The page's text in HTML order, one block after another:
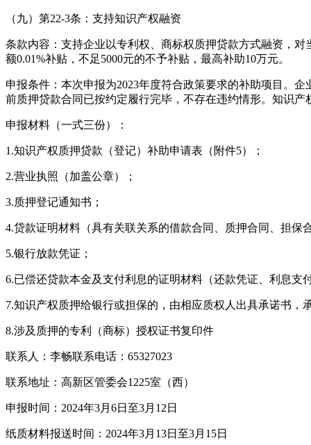
（九）第22-3条：支持知识产权融资
条款内容：支持企业以专利权、商标权质押贷款方式融资，
额0.01%补贴，不足5000元的不予补贴，最高补助10万元。
申报条件：本次申报为2023年度符合政策要求的补助项目。
前质押贷款合同已按约定履行完毕，不存在违约情形。知识
申报材料（一式三份）：
1.知识产权质押贷款（登记）补助申请表（附件5）；
2.营业执照（加盖公章）；
3.质押登记通知书；
4.贷款证明材料（具有关联关系的借款合同、质押合同、担保
5.银行放款凭证；
6.已偿还贷款本金及支付利息的证明材料（还款凭证、利息支
7.知识产权质押给银行或担保的，由相应质权人出具承诺书
8.涉及质押的专利（商标）授权证书复印件
联系人：李畅联系电话：65327023
联系地址：高新区管委会1225室（西）
申报时间：2024年3月6日至3月12日
纸质材料报送时间：2024年3月13日至3月15日